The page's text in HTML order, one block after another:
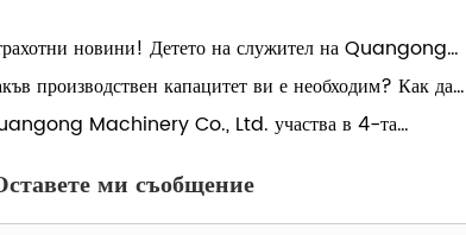
новини! Детето на служител на Quangong
Co., Ltd. е постигнало академичен успех и е
мечтата си да посещава университета Xi'an
производствен капацитет ви е необходим? Как да
правилната машина за блокове за вашата фабрика
Machinery Co., Ltd. участва в 4-та
отпадъци от въглища
ми съобщение